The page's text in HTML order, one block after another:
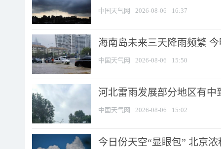
中国天气网 2026-08-06 16:37
海南岛未来三天降雨频繁
中国天气网 2026-08-06 15:50
河北雷雨发展部分地区有中
中国天气网 2026-08-06 15:02
今日份天空“显眼包” 北京